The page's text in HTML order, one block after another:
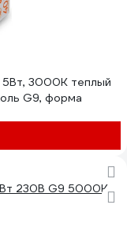
5Вт, 3000К теплый
G9, форма